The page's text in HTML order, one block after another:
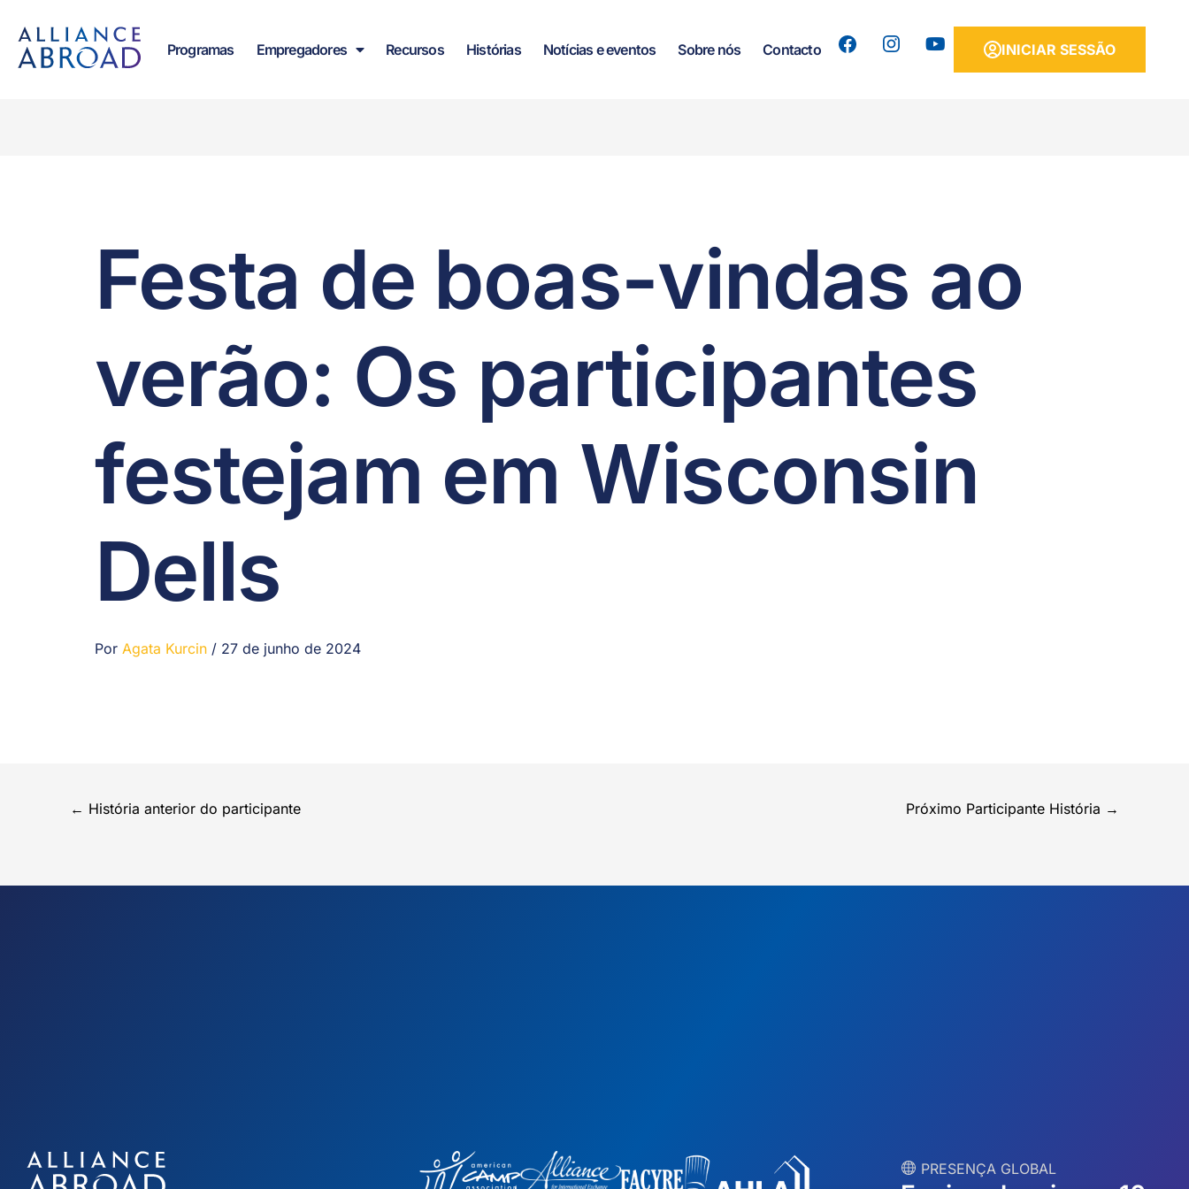
conteúdo
Programas
Empregadores Recursos Histórias Notícias e eventos Sobre nós Contacto INICIAR SESSÃO
Festa de boas-vindas ao
verão: Os participantes
festejam em Wisconsin
Dells
Por Agata Kurcin / 27 de junho de 2024
← História anterior do participante Próximo Participante História →
︎ PRESENÇA GLOBAL